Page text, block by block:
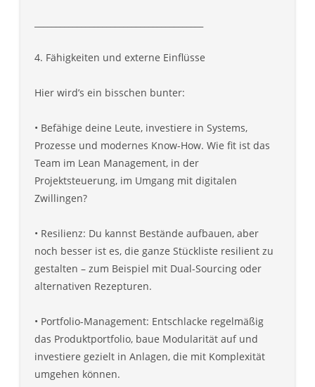
4. Fähigkeiten und externe Einflüsse
Hier wird’s ein bisschen bunter:
• Befähige deine Leute, investiere in Systems,
Prozesse und modernes Know-How. Wie fit ist das
Team im Lean Management, in der
Projektsteuerung, im Umgang mit digitalen
Zwillingen?
• Resilienz: Du kannst Bestände aufbauen, aber
noch besser ist es, die ganze Stückliste resilient zu
gestalten – zum Beispiel mit Dual-Sourcing oder
alternativen Rezepturen.
• Portfolio-Management: Entschlacke regelmäßig
das Produktportfolio, baue Modularität auf und
investiere gezielt in Anlagen, die mit Komplexität
umgehen können.